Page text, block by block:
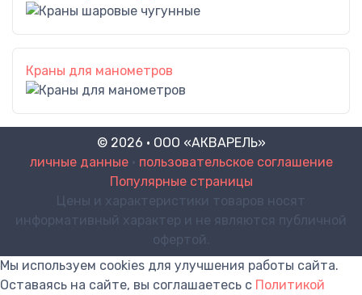
Краны для манометров
© 2026 · ООО «АКВАРЕЛЬ»
личные данные• пользовательское соглашение
Популярные страницы
Цены и характеристики товаров носят
информативный характер и не являются публичной
офертой.
Мы используем cookies для улучшения работы сайта.
Оставаясь на сайте, вы соглашаетесь с Политикой